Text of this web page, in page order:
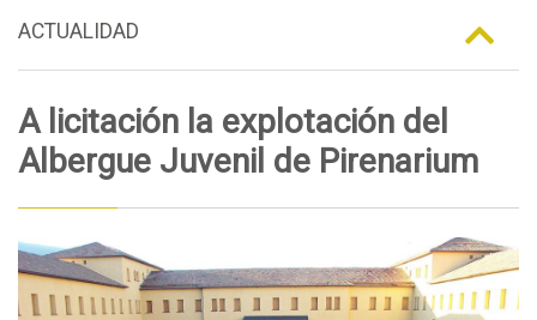
ACTUALIDAD
A licitación la explotación del
Albergue Juvenil de Pirenarium